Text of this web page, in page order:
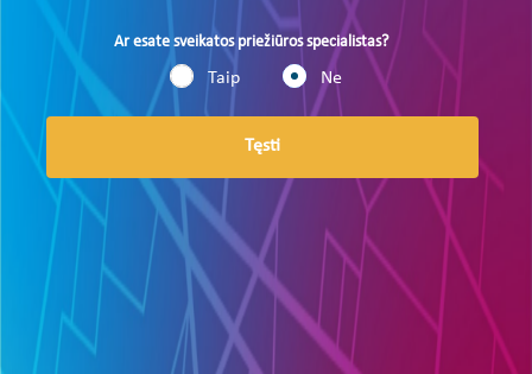
Ar esate sveikatos priežiūros specialistas?
Taip Ne
Tęsti